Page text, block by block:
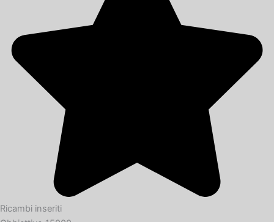
Ricambi inseriti